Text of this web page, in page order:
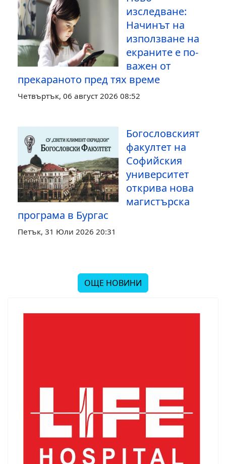
изследване:
Начинът на
използване на
екраните е по-
важен от
прекараното пред тях време
Четвъртък, 06 август 2026 08:52
Богословският
факултет на
Софийския
университет
открива нова
магистърска
програма в Бургас
Петък, 31 Юли 2026 20:31
ОЩЕ НОВИНИ